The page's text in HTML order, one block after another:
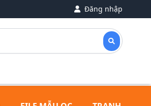
Đăng nhập